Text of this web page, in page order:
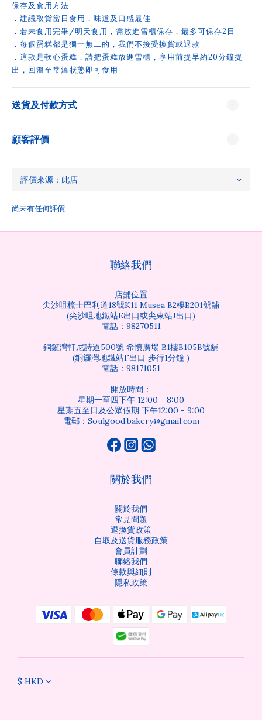
保存及食用方法
．建議取貨當日食用，味道及口感最佳
．若未食用完畢/明天食用，需放進雪櫃保存，最多可保存2日
．每個蛋糕都是獨一無二的，我們不接受換貨或退款
．這款是軟心蛋糕，請把蛋糕放進雪櫃，享用前提早約20分鐘提
出，回溫至常溫狀態即可食用
送貨及付款方式
顧客評價
尚未有任何評價
聯絡我們
店舖位置
尖沙咀梳士巴利道18號K11 Musea B2樓B201號舖
(尖沙咀地鐵站E出口或尖東站J出口)
電話：98270511
銅鑼灣軒尼詩道500號 希慎廣場 B1樓B105B號舖
(銅鑼灣地鐵站F出口 步行1分鐘 )
電話：98171051
開放時間：
星期一至四下午 12:00 - 8:00
星期五至日及公眾假期 下午12:00 - 9:00
電郵：Soulgood.bakery@gmail.com
關於我們
關於我們
常見問題
退換貨政策
自取及送貨服務政策
會員計劃
聯絡我們
條款與細則
隱私政策
$ HKD